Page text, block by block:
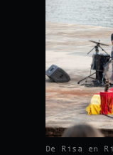
De Risa en